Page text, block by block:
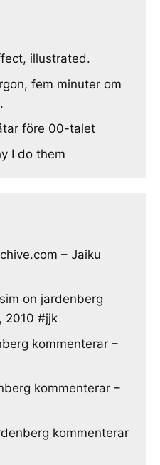
illustrated.
fem minuter om
före 00-talet
I do them
– Jaiku
on jardenberg
2010 #jjk
kommenterar –
kommenterar –
kommenterar